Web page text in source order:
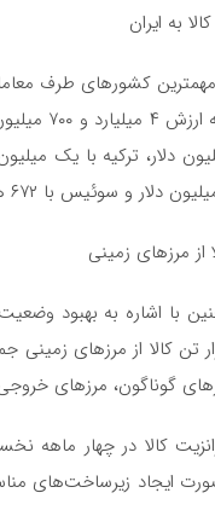
به ایران
کشورهای طرف
صادرات
با اشاره به بهبود وضعیت
۳ میلیون و ۷۵۳ هزار تن کالا از
گوناگون، مرزهای
ایجاد زیرساخت‌های